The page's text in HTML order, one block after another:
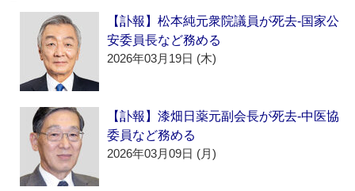
【訃報】松本純元衆院議員が死去‐国家公
安委員長など務める
2026年03月19日 (木)
【訃報】漆畑日薬元副会長が死去‐中医協
委員など務める
2026年03月09日 (月)